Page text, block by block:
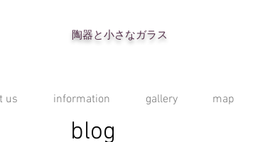
陶器と小さなガラス
us information gallery map
blog